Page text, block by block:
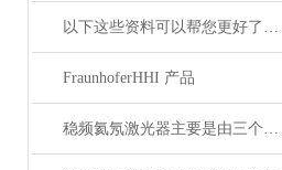
以下这些资料可以帮您更好了解偏振分析仪
FraunhoferHHI 产品
稳频氦氖激光器主要是由三个部分组成